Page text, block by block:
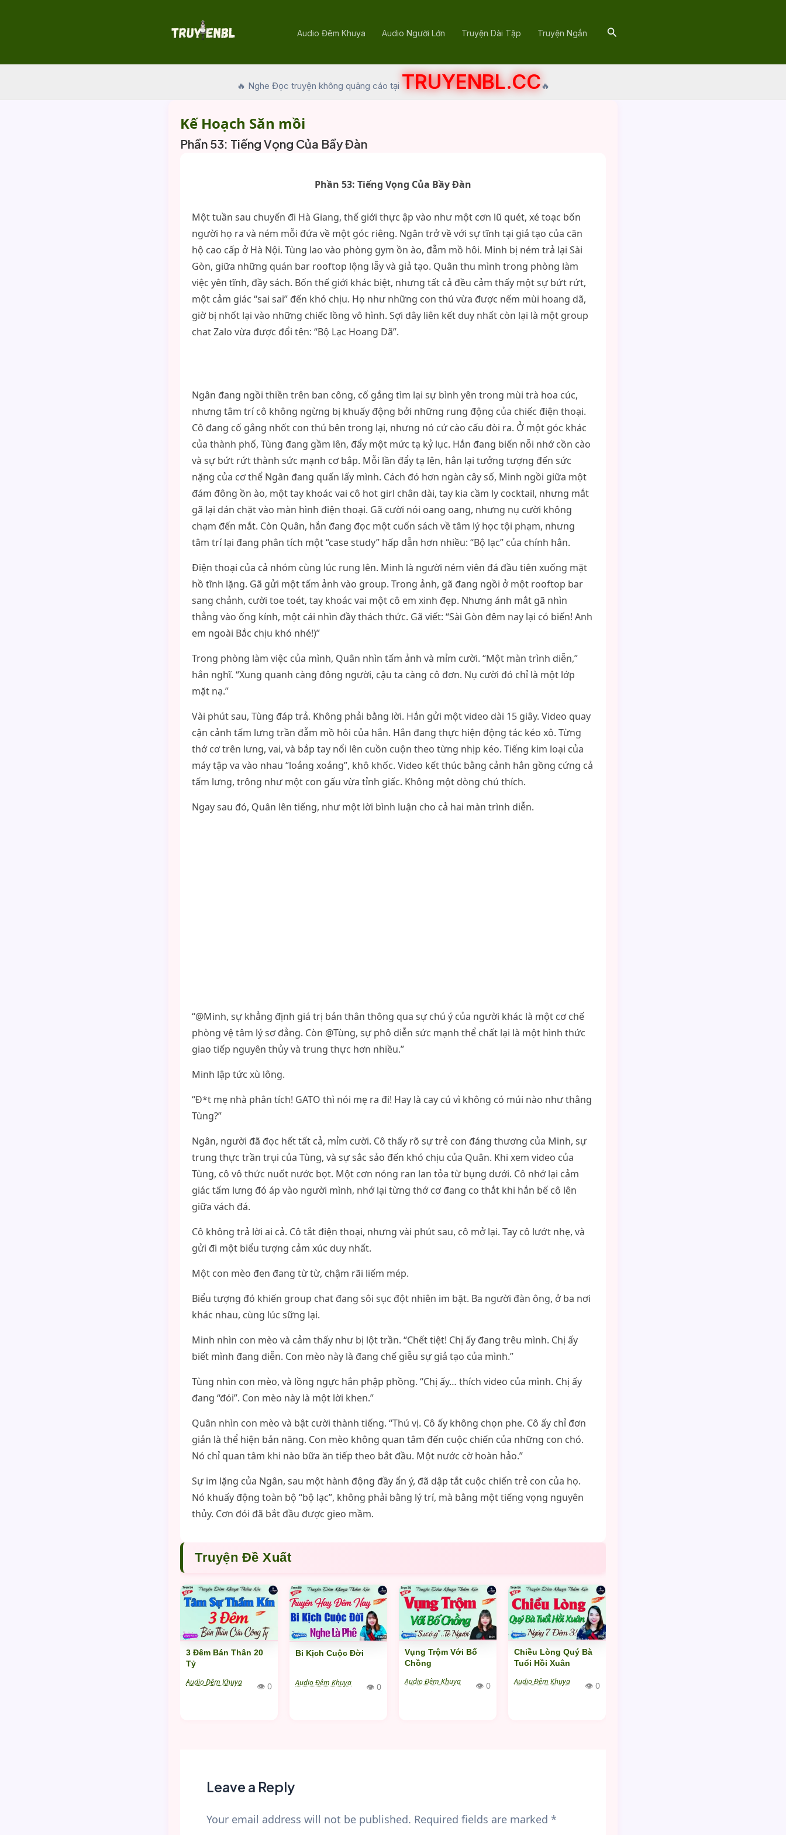
Audio Đêm Khuya Audio Người Lớn Truyện Dài Tập Truyện Ngắn Search
🔥 Nghe Đọc truyện không quảng cáo tại TRUYENBL.CC🔥
Kế Hoạch Săn mồi
Phần 53: Tiếng Vọng Của Bầy Đàn
Phần 53: Tiếng Vọng Của Bầy Đàn
Một tuần sau chuyến đi Hà Giang, thế giới thực ập vào như một cơn lũ quét, xé toạc bốn
người họ ra và ném mỗi đứa về một góc riêng. Ngân trở về với sự tĩnh tại giả tạo của căn
hộ cao cấp ở Hà Nội. Tùng lao vào phòng gym ồn ào, đẫm mồ hôi. Minh bị ném trả lại Sài
Gòn, giữa những quán bar rooftop lộng lẫy và giả tạo. Quân thu mình trong phòng làm
việc yên tĩnh, đầy sách. Bốn thế giới khác biệt, nhưng tất cả đều cảm thấy một sự bứt rứt,
một cảm giác “sai sai” đến khó chịu. Họ như những con thú vừa được nếm mùi hoang dã,
giờ bị nhốt lại vào những chiếc lồng vô hình. Sợi dây liên kết duy nhất còn lại là một group
chat Zalo vừa được đổi tên: “Bộ Lạc Hoang Dã”.
Ngân đang ngồi thiền trên ban công, cố gắng tìm lại sự bình yên trong mùi trà hoa cúc,
nhưng tâm trí cô không ngừng bị khuấy động bởi những rung động của chiếc điện thoại.
Cô đang cố gắng nhốt con thú bên trong lại, nhưng nó cứ cào cấu đòi ra. Ở một góc khác
của thành phố, Tùng đang gầm lên, đẩy một mức tạ kỷ lục. Hắn đang biến nỗi nhớ cồn cào
và sự bứt rứt thành sức mạnh cơ bắp. Mỗi lần đẩy tạ lên, hắn lại tưởng tượng đến sức
nặng của cơ thể Ngân đang quấn lấy mình. Cách đó hơn ngàn cây số, Minh ngồi giữa một
đám đông ồn ào, một tay khoác vai cô hot girl chân dài, tay kia cầm ly cocktail, nhưng mắt
gã lại dán chặt vào màn hình điện thoại. Gã cười nói oang oang, nhưng nụ cười không
chạm đến mắt. Còn Quân, hắn đang đọc một cuốn sách về tâm lý học tội phạm, nhưng
tâm trí lại đang phân tích một “case study” hấp dẫn hơn nhiều: “Bộ lạc” của chính hắn.
Điện thoại của cả nhóm cùng lúc rung lên. Minh là người ném viên đá đầu tiên xuống mặt
hồ tĩnh lặng. Gã gửi một tấm ảnh vào group. Trong ảnh, gã đang ngồi ở một rooftop bar
sang chảnh, cười toe toét, tay khoác vai một cô em xinh đẹp. Nhưng ánh mắt gã nhìn
thẳng vào ống kính, một cái nhìn đầy thách thức. Gã viết: “Sài Gòn đêm nay lại có biến! Anh
em ngoài Bắc chịu khó nhé!)”
Trong phòng làm việc của mình, Quân nhìn tấm ảnh và mỉm cười. “Một màn trình diễn,”
hắn nghĩ. “Xung quanh càng đông người, cậu ta càng cô đơn. Nụ cười đó chỉ là một lớp
mặt nạ.”
Vài phút sau, Tùng đáp trả. Không phải bằng lời. Hắn gửi một video dài 15 giây. Video quay
cận cảnh tấm lưng trần đẫm mồ hôi của hắn. Hắn đang thực hiện động tác kéo xô. Từng
thớ cơ trên lưng, vai, và bắp tay nổi lên cuồn cuộn theo từng nhịp kéo. Tiếng kim loại của
máy tập va vào nhau “loảng xoảng”, khô khốc. Video kết thúc bằng cảnh hắn gồng cứng cả
tấm lưng, trông như một con gấu vừa tỉnh giấc. Không một dòng chú thích.
Ngay sau đó, Quân lên tiếng, như một lời bình luận cho cả hai màn trình diễn.
“@Minh, sự khẳng định giá trị bản thân thông qua sự chú ý của người khác là một cơ chế
phòng vệ tâm lý sơ đẳng. Còn @Tùng, sự phô diễn sức mạnh thể chất lại là một hình thức
giao tiếp nguyên thủy và trung thực hơn nhiều.”
Minh lập tức xù lông.
“Đ*t mẹ nhà phân tích! GATO thì nói mẹ ra đi! Hay là cay cú vì không có múi nào như thằng
Tùng?”
Ngân, người đã đọc hết tất cả, mỉm cười. Cô thấy rõ sự trẻ con đáng thương của Minh, sự
trung thực trần trụi của Tùng, và sự sắc sảo đến khó chịu của Quân. Khi xem video của
Tùng, cô vô thức nuốt nước bọt. Một cơn nóng ran lan tỏa từ bụng dưới. Cô nhớ lại cảm
giác tấm lưng đó áp vào người mình, nhớ lại từng thớ cơ đang co thắt khi hắn bế cô lên
giữa vách đá.
Cô không trả lời ai cả. Cô tắt điện thoại, nhưng vài phút sau, cô mở lại. Tay cô lướt nhẹ, và
gửi đi một biểu tượng cảm xúc duy nhất.
Một con mèo đen đang từ từ, chậm rãi liếm mép.
Biểu tượng đó khiến group chat đang sôi sục đột nhiên im bặt. Ba người đàn ông, ở ba nơi
khác nhau, cùng lúc sững lại.
Minh nhìn con mèo và cảm thấy như bị lột trần. “Chết tiệt! Chị ấy đang trêu mình. Chị ấy
biết mình đang diễn. Con mèo này là đang chế giễu sự giả tạo của mình.”
Tùng nhìn con mèo, và lồng ngực hắn phập phồng. “Chị ấy… thích video của mình. Chị ấy
đang “đói”. Con mèo này là một lời khen.”
Quân nhìn con mèo và bật cười thành tiếng. “Thú vị. Cô ấy không chọn phe. Cô ấy chỉ đơn
giản là thể hiện bản năng. Con mèo không quan tâm đến cuộc chiến của những con chó.
Nó chỉ quan tâm khi nào bữa ăn tiếp theo bắt đầu. Một nước cờ hoàn hảo.”
Sự im lặng của Ngân, sau một hành động đầy ẩn ý, đã dập tắt cuộc chiến trẻ con của họ.
Nó khuấy động toàn bộ “bộ lạc”, không phải bằng lý trí, mà bằng một tiếng vọng nguyên
thủy. Cơn đói đã bắt đầu được gieo mầm.
Truyện Đề Xuất
3 Đêm Bán Thân 20
Tỷ
Audio Đêm Khuya 👁 0
Bi Kịch Cuộc Đời
Audio Đêm Khuya 👁 0
Vụng Trộm Với Bố
Chồng
Audio Đêm Khuya 👁 0
Chiều Lòng Quý Bà
Tuổi Hồi Xuân
Audio Đêm Khuya 👁 0
Leave a Reply
Your email address will not be published. Required fields are marked *